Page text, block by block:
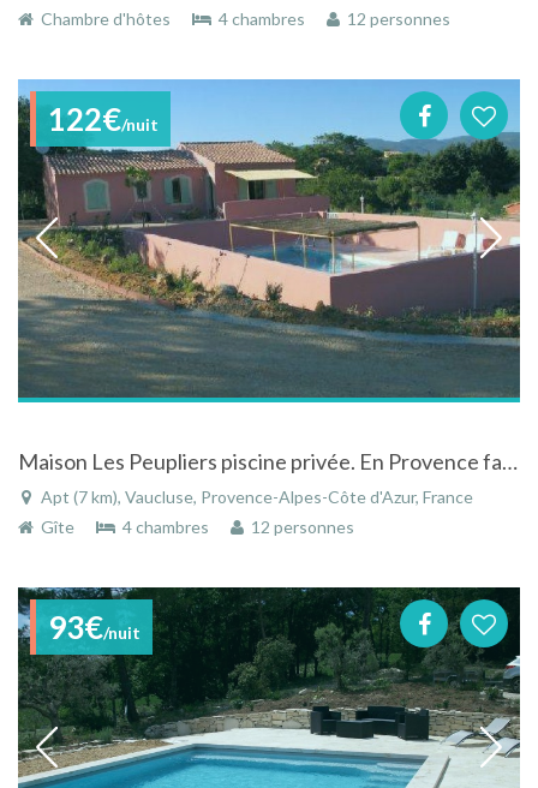
Chambre d'hôtes 4 chambres 12 personnes
122€/nuit
Maison Les Peupliers piscine privée. En Provence face au Luberon dans un domaine de 5ha avec tennis
Apt (7 km), Vaucluse, Provence-Alpes-Côte d'Azur, France
Gîte
4 chambres 12 personnes
93€/nuit